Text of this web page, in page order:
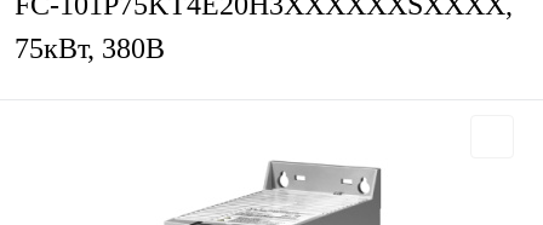
75кВт, 380В